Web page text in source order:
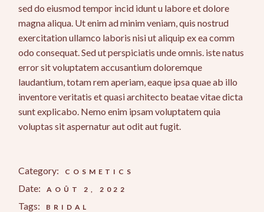
sed do eiusmod tempor incid idunt u labore et dolore
magna aliqua. Ut enim ad minim veniam, quis nostrud
exercitation ullamco laboris nisi ut aliquip ex ea comm
odo consequat. Sed ut perspiciatis unde omnis. iste natus
error sit voluptatem accusantium doloremque
laudantium, totam rem aperiam, eaque ipsa quae ab illo
inventore veritatis et quasi architecto beatae vitae dicta
sunt explicabo. Nemo enim ipsam voluptatem quia
voluptas sit aspernatur aut odit aut fugit.
Category: COSMETICS
Date: AOÛT 2, 2022
Tags: BRIDAL